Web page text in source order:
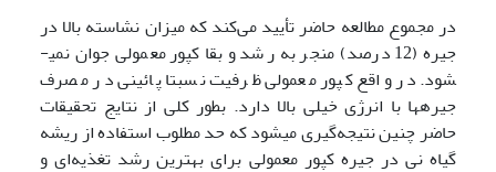
در مجموع مطالعه حاضر تأیید می‌کند که میزان نشاسته بالا در
جیره (12 درصد) منجر به رشد و بقا کپور معمولی جوان نمی­
شود. در واقع کپور معمولی ظرفیت نسبتا پائینی در مصرف
جیره­ها با انرژی خیلی بالا دارد. بطور کلی از نتایج تحقیقات
حاضر چنین نتیجه‌گیری می­شود که حد مطلوب استفاده از ریشه
گیاه نی در جیره کپور معمولی برای بهترین رشد تغذیه‌ای و